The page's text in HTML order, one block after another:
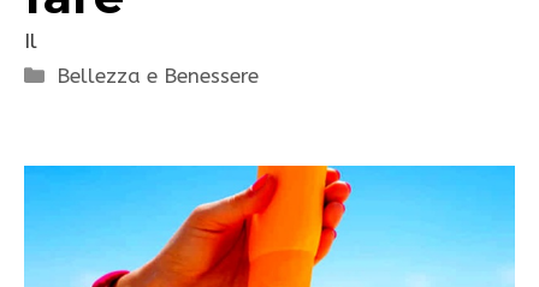
Il
Categorie
Bellezza e Benessere